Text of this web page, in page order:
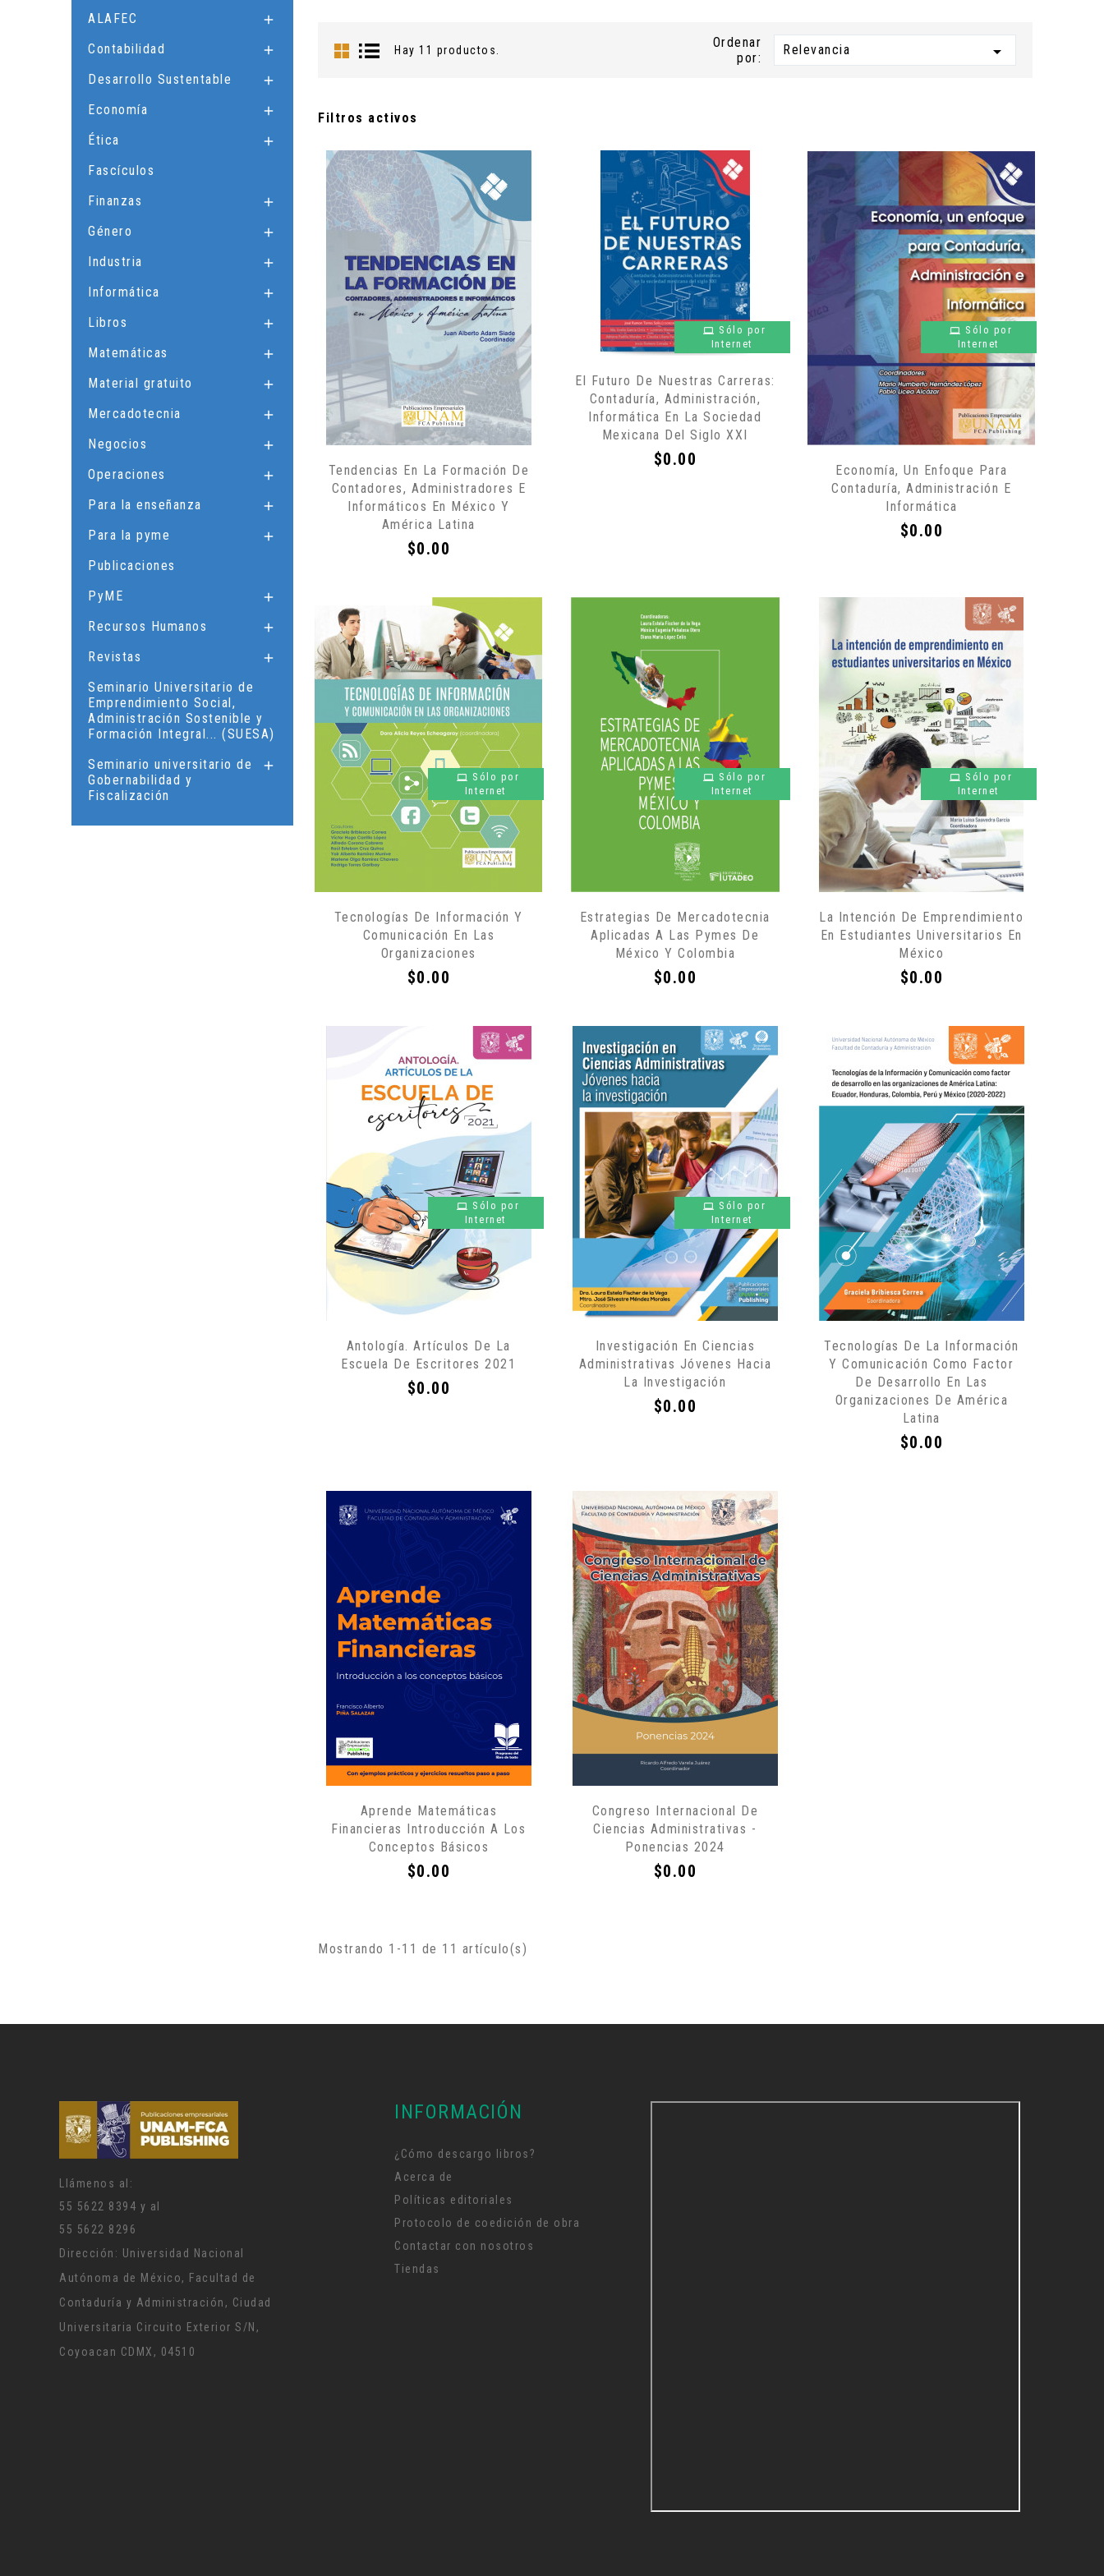
ALAFEC 
Contabilidad 
Desarrollo Sustentable 
Economía 
Ética 
Fascículos
Finanzas

Género 
Industria 
Informática 
Libros 
Matemáticas 
Material gratuito 
Mercadotecnia 
Negocios 
Operaciones 
Para la enseñanza 
Para la pyme 
Publicaciones
PyME

Recursos Humanos 
Revistas 
Seminario Universitario de
Emprendimiento Social,
Administración Sostenible y
Formación Integral... (SUESA)
Seminario universitario de
Gobernabilidad y
Fiscalización

Hay 11 productos.
Ordenar
por:
Relevancia 
Filtros activos
Tendencias En La Formación De
Contadores, Administradores E
Informáticos En México Y
América Latina
Precio
$0.00
Sólo por
Internet
El Futuro De Nuestras Carreras:
Contaduría, Administración,
Informática En La Sociedad
Mexicana Del Siglo XXI
Precio
$0.00
Sólo por
Internet
Economía, Un Enfoque Para
Contaduría, Administración E
Informática
Precio
$0.00
Sólo por
Internet
Tecnologías De Información Y
Comunicación En Las
Organizaciones
Precio
$0.00
Sólo por
Internet
Estrategias De Mercadotecnia
Aplicadas A Las Pymes De
México Y Colombia
Precio
$0.00
Sólo por
Internet
La Intención De Emprendimiento
En Estudiantes Universitarios En
México
Precio
$0.00
Sólo por
Internet
Antología. Artículos De La
Escuela De Escritores 2021
Precio
$0.00
Sólo por
Internet
Investigación En Ciencias
Administrativas Jóvenes Hacia
La Investigación
Precio
$0.00
Tecnologías De La Información
Y Comunicación Como Factor
De Desarrollo En Las
Organizaciones De América
Latina
Precio
$0.00
Aprende Matemáticas
Financieras Introducción A Los
Conceptos Básicos
Precio
$0.00
Congreso Internacional De
Ciencias Administrativas -
Ponencias 2024
Precio
$0.00
Mostrando 1-11 de 11 artículo(s)
Llámenos al:
55 5622 8394 y al
55 5622 8296
Dirección: Universidad Nacional
Autónoma de México, Facultad de
Contaduría y Administración, Ciudad
Universitaria Circuito Exterior S/N,
Coyoacan CDMX, 04510
INFORMACIÓN
¿Cómo descargo libros?
Acerca de
Políticas editoriales
Protocolo de coedición de obra
Contactar con nosotros
Tiendas